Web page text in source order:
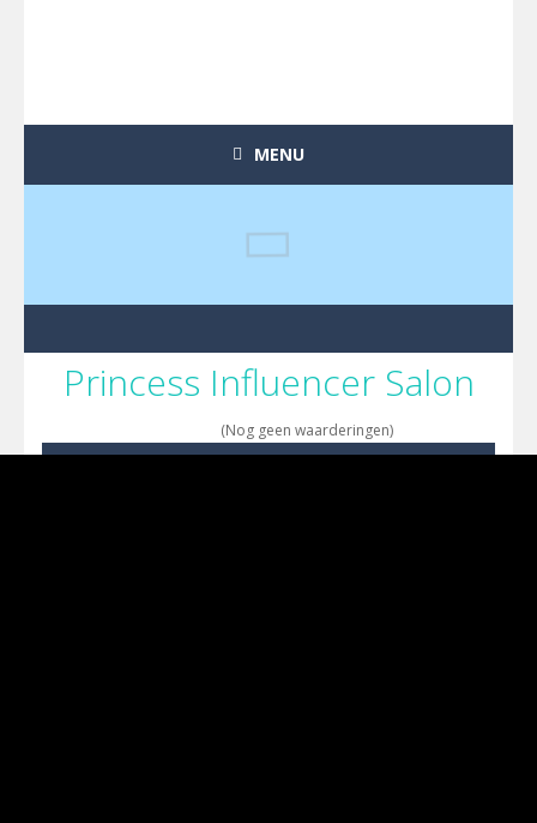
MENU
Princess Influencer Salon
(Nog geen waarderingen)